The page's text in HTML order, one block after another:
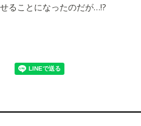
ることになったのだが…!?